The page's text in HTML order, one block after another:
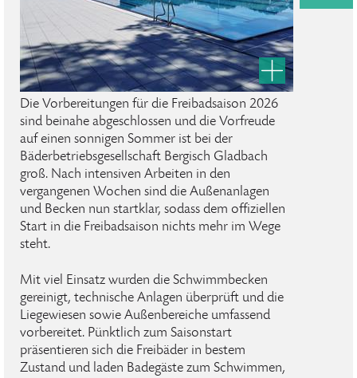
Die Vorbereitungen für die Freibadsaison 2026
sind beinahe abgeschlossen und die Vorfreude
auf einen sonnigen Sommer ist bei der
Bäderbetriebsgesellschaft Bergisch Gladbach
groß. Nach intensiven Arbeiten in den
vergangenen Wochen sind die Außenanlagen
und Becken nun startklar, sodass dem offiziellen
Start in die Freibadsaison nichts mehr im Wege
steht.
Mit viel Einsatz wurden die Schwimmbecken
gereinigt, technische Anlagen überprüft und die
Liegewiesen sowie Außenbereiche umfassend
vorbereitet. Pünktlich zum Saisonstart
präsentieren sich die Freibäder in bestem
Zustand und laden Badegäste zum Schwimmen,